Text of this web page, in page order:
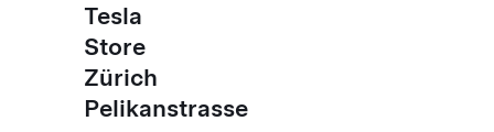
Tesla
Store
Zürich
Pelikanstrasse